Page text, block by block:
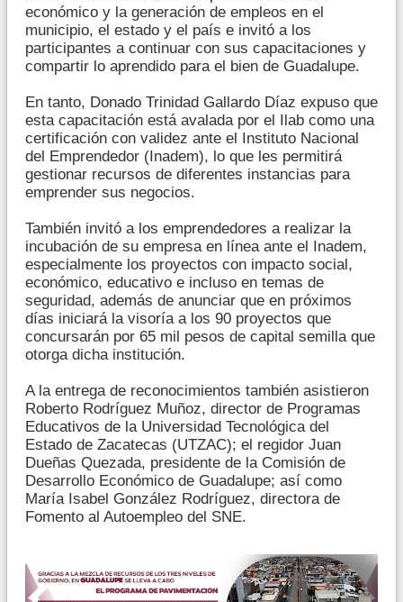
económico y la generación de empleos en el
municipio, el estado y el país e invitó a los
participantes a continuar con sus capacitaciones y
compartir lo aprendido para el bien de Guadalupe.
En tanto, Donado Trinidad Gallardo Díaz expuso que
esta capacitación está avalada por el Ilab como una
certificación con validez ante el Instituto Nacional
del Emprendedor (Inadem), lo que les permitirá
gestionar recursos de diferentes instancias para
emprender sus negocios.
También invitó a los emprendedores a realizar la
incubación de su empresa en línea ante el Inadem,
especialmente los proyectos con impacto social,
económico, educativo e incluso en temas de
seguridad, además de anunciar que en próximos
días iniciará la visoría a los 90 proyectos que
concursarán por 65 mil pesos de capital semilla que
otorga dicha institución.
A la entrega de reconocimientos también asistieron
Roberto Rodríguez Muñoz, director de Programas
Educativos de la Universidad Tecnológica del
Estado de Zacatecas (UTZAC); el regidor Juan
Dueñas Quezada, presidente de la Comisión de
Desarrollo Económico de Guadalupe; así como
María Isabel González Rodríguez, directora de
Fomento al Autoempleo del SNE.